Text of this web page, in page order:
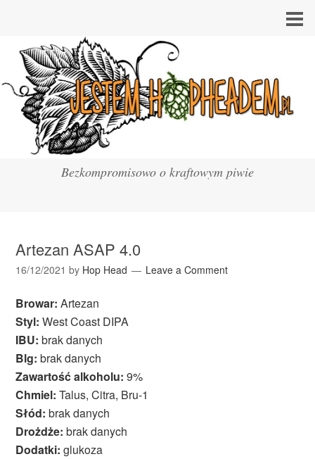
Bezkompromisowo o kraftowym piwie
Artezan ASAP 4.0
16/12/2021 by Hop Head Leave a Comment
Browar: Artezan
Styl: West Coast DIPA
IBU: brak danych
Blg: brak danych
Zawartość alkoholu: 9%
Chmiel: Talus, Citra, Bru-1
Słód: brak danych
Drożdże: brak danych
Dodatki: glukoza